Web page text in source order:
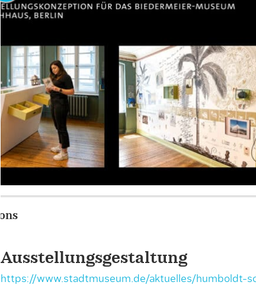
Portfolio – Ausstellungsgestaltung – Berliner
Ausstellungsgestaltung
https://www.stadtmuseum.de/aktuelles/humboldt-